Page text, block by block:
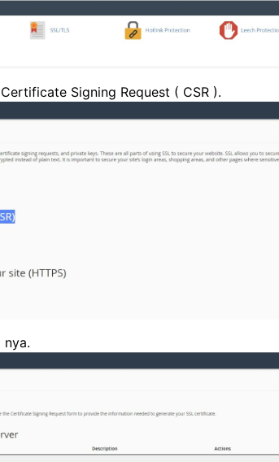
Signing Request ( CSR ).
nya.